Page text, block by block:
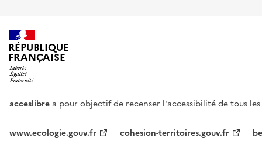
RÉPUBLIQUE
FRANÇAISE
acceslibre a pour objectif de recenser l'accessibilité de tous
www.ecologie.gouv.fr cohesion-territoires.gouv.fr